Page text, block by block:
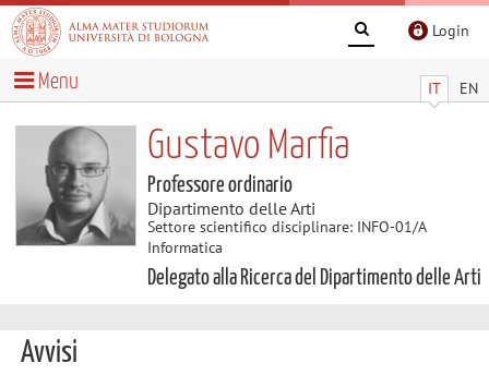
Login
IT EN
Menu
Gustavo Marfia
Professore ordinario
Dipartimento delle Arti
Settore scientifico disciplinare: INFO-01/A
Informatica
Delegato alla Ricerca del Dipartimento delle Arti
Avvisi